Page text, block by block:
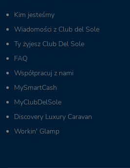
Kim jesteśmy
Wiadomości z Club del Sole
Ty żyjesz Club Del Sole
FAQ
Współpracuj z nami
MySmartCash
MyClubDelSole
Discovery Luxury Caravan
Workin' Glamp